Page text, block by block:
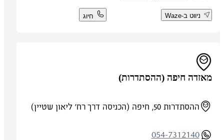
ניווט ב-Waze חיוג
מאזדה חיפה (ההסתדרות)
ההסתדרות 50, חיפה (הכניסה דרך רח' ליאון שטיין)
054-7312140